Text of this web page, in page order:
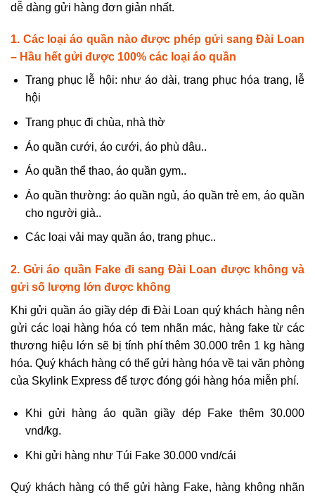
dễ dàng gửi hàng đơn giản nhất.
1. Các loại áo quần nào được phép gửi sang Đài Loan
– Hầu hết gửi được 100% các loại áo quần
Trang phục lễ hội: như áo dài, trang phục hóa trang, lễ
hội
Trang phục đi chùa, nhà thờ
Áo quần cưới, áo cưới, áo phù dâu..
Áo quần thể thao, áo quần gym..
Áo quần thường: áo quần ngủ, áo quần trẻ em, áo quần
cho người già..
Các loại vải may quần áo, trang phục..
2. Gửi áo quần Fake đi sang Đài Loan được không và
gửi số lượng lớn được không
Khi gửi quần áo giầy dép đi Đài Loan quý khách hàng nên
gửi các loại hàng hóa có tem nhãn mác, hàng fake từ các
thương hiệu lớn sẽ bị tính phí thêm 30.000 trên 1 kg hàng
hóa. Quý khách hàng có thể gửi hàng hóa về tại văn phòng
của Skylink Express để tược đóng gói hàng hóa miễn phí.
Khi gửi hàng áo quần giầy dép Fake thêm 30.000
vnd/kg.
Khi gửi hàng như Túi Fake 30.000 vnd/cái
Quý khách hàng có thể gửi hàng Fake, hàng không nhãn